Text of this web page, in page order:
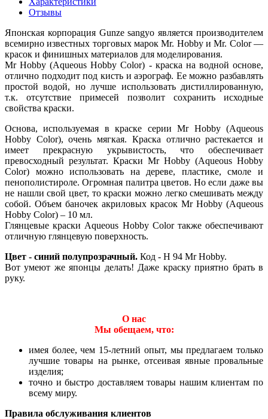
Отзывы
Японская корпорация Gunze sangyo является производителем
всемирно известных торговых марок Mr. Hobby и Mr. Color —
красок и финишных материалов для моделирования.
Mr Hobby (Aqueous Hobby Color) - краска на водной основе,
отлично подходит под кисть и аэрограф. Ее можно разбавлять
простой водой, но лучше использовать дистиллированную,
т.к. отсутствие примесей позволит сохранить исходные
свойства краски.
Основа, используемая в краске серии Mr Hobby (Aqueous
Hobby Color), очень мягкая. Краска отлично растекается и
имеет прекрасную укрывистость, что обеспечивает
превосходный результат. Краски Mr Hobby (Aqueous Hobby
Color) можно использовать на дереве, пластике, смоле и
пенополистироле. Огромная палитра цветов. Но если даже вы
не нашли свой цвет, то краски можно легко смешивать между
собой. Объем баночек акриловых красок Mr Hobby (Aqueous
Hobby Color) – 10 мл.
Глянцевые краски Aqueous Hobby Color также обеспечивают
отличную глянцевую поверхность.
Цвет - синий полупрозрачный. Код - H 94 Mr Hobby.
Вот умеют же японцы делать! Даже краску приятно брать в
руку.
О нас
Мы обещаем, что:
имея более, чем 15-летний опыт, мы предлагаем только
лучшие товары на рынке, отсеивая явные провальные
изделия;
точно и быстро доставляем товары нашим клиентам по
всему миру.
Правила обслуживания клиентов